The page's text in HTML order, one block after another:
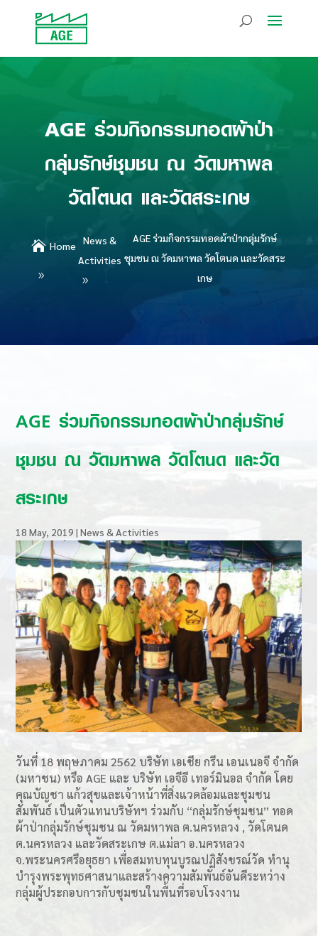
AGE ร่วมกิจกรรมทอดผ้าป่า
กลุ่มรักษ์ชุมชน ณ วัดมหาพล
วัดโตนด และวัดสระเกษ
 Home News &
Activities
AGE ร่วมกิจกรรมทอดผ้าป่ากลุ่มรักษ์
ชุมชน ณ วัดมหาพล วัดโตนด และวัดสระ
เกษ
AGE ร่วมกิจกรรมทอดผ้าป่ากลุ่มรักษ์
ชุมชน ณ วัดมหาพล วัดโตนด และวัด
สระเกษ
18 May, 2019 |News & Activities
วันที่ 18 พฤษภาคม 2562 บริษัท เอเชีย กรีน เอนเนอจี จำกัด
(มหาชน) หรือ AGE และ บริษัท เอจีอี เทอร์มินอล จำกัด โดย
คุณบัญชา แก้วสุขและเจ้าหน้าที่สิ่งแวดล้อมและชุมชน
สัมพันธ์ เป็นตัวแทนบริษัทฯ ร่วมกับ “กลุ่มรักษ์ชุมชน” ทอด
ผ้าป่ากลุ่มรักษ์ชุมชน ณ วัดมหาพล ต.นครหลวง , วัดโตนด
ต.นครหลวง และวัดสระเกษ ต.แม่ลา อ.นครหลวง
จ.พระนครศรีอยุธยา เพื่อสมทบทุนบูรณปฏิสังขรณ์วัด ทำนุ
บำรุงพระพุทธศาสนาและสร้างความสัมพันธ์อันดีระหว่าง
กลุ่มผู้ประกอบการกับชุมชนในพื้นที่รอบโรงงาน